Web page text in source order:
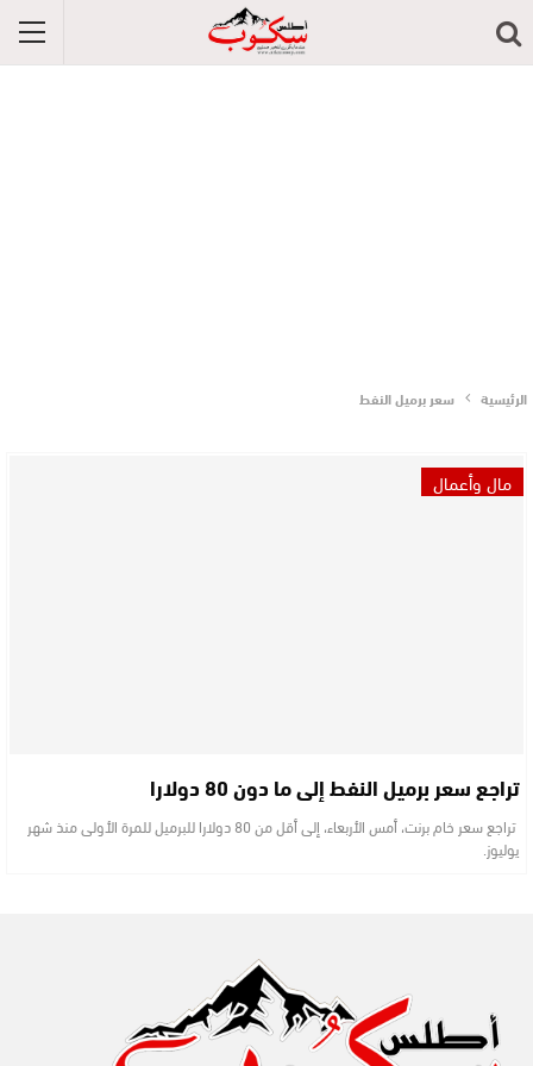
الرئيسية سعر برميل النفط
مال وأعمال
تراجع سعر برميل النفط إلى ما دون 80 دولارا
تراجع سعر خام برنت، أمس الأربعاء، إلى أقل من 80 دولارا للبرميل للمرة الأولى منذ شهر
يوليوز.